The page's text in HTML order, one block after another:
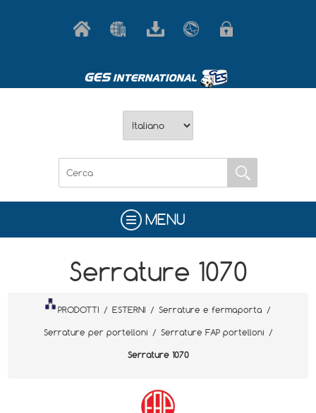
MENU
Serrature 1070
PRODOTTI / ESTERNI / Serrature e fermaporta /
Serrature per portelloni / Serrature FAP portelloni /
Serrature 1070